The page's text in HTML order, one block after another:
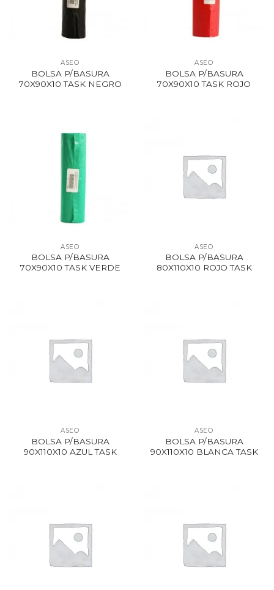
ASEO
BOLSA P/BASURA
70X90X10 TASK NEGRO
ASEO
BOLSA P/BASURA
70X90X10 TASK ROJO
ASEO
BOLSA P/BASURA
70X90X10 TASK VERDE
ASEO
BOLSA P/BASURA
80X110X10 ROJO TASK
ASEO
BOLSA P/BASURA
90X110X10 AZUL TASK
ASEO
BOLSA P/BASURA
90X110X10 BLANCA TASK